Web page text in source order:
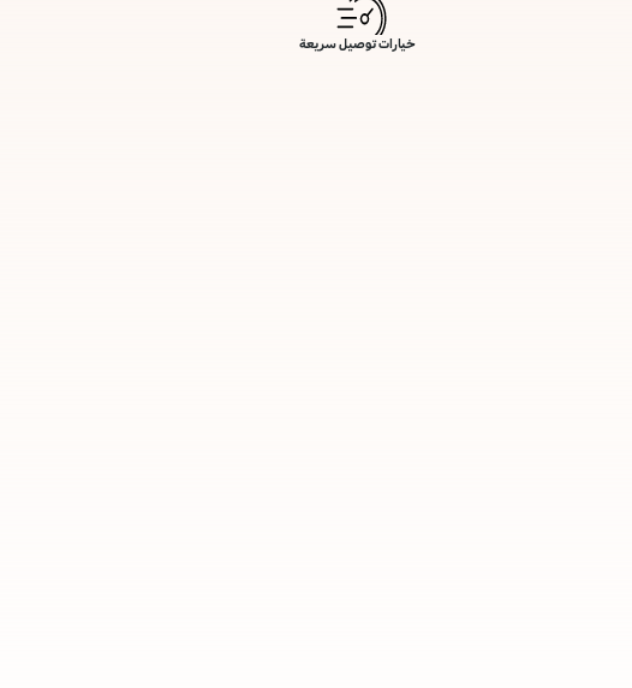
خيارات توصيل سريعة